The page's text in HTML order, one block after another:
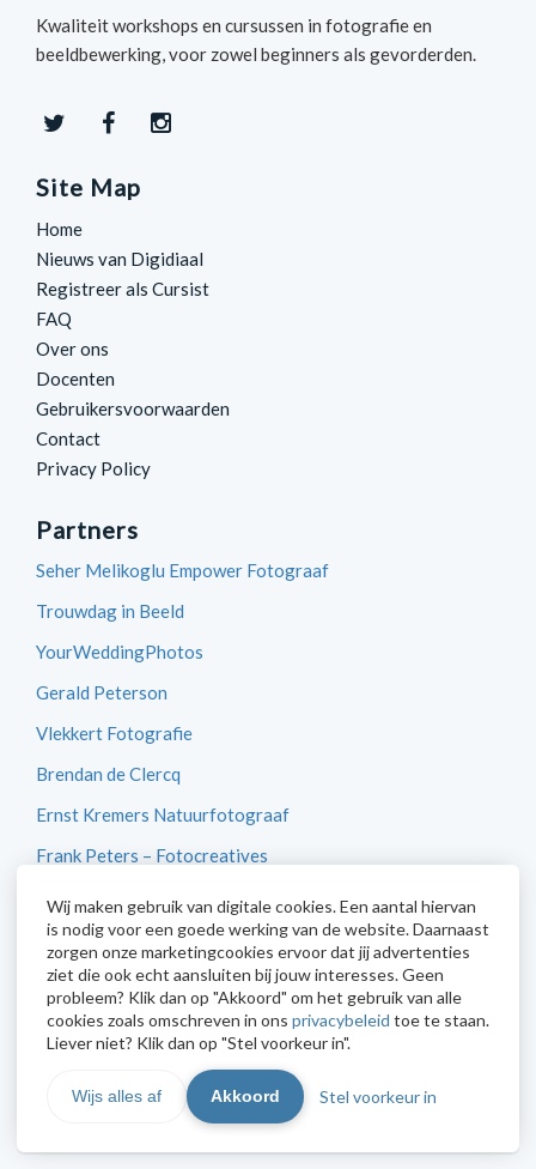
Kwaliteit workshops en cursussen in fotografie en
beeldbewerking, voor zowel beginners als gevorderden.
Site Map
Home
Nieuws van Digidiaal
Registreer als Cursist
FAQ
Over ons
Docenten
Gebruikersvoorwaarden
Contact
Privacy Policy
Partners
Seher Melikoglu Empower Fotograaf
Trouwdag in Beeld
YourWeddingPhotos
Gerald Peterson
Vlekkert Fotografie
Brendan de Clercq
Ernst Kremers Natuurfotograaf
Frank Peters – Fotocreatives
Betty van Engelen
CameraNU
© 2026 Digidiaal Fotografie en Beeldbewerking - Powered by
Maatos
Wij maken gebruik van digitale cookies. Een aantal hiervan
is nodig voor een goede werking van de website. Daarnaast
zorgen onze marketingcookies ervoor dat jij advertenties
ziet die ook echt aansluiten bij jouw interesses. Geen
probleem? Klik dan op "Akkoord" om het gebruik van alle
cookies zoals omschreven in ons privacybeleid toe te staan.
Liever niet? Klik dan op "Stel voorkeur in".
Stel voorkeur in
Wijs alles af Akkoord